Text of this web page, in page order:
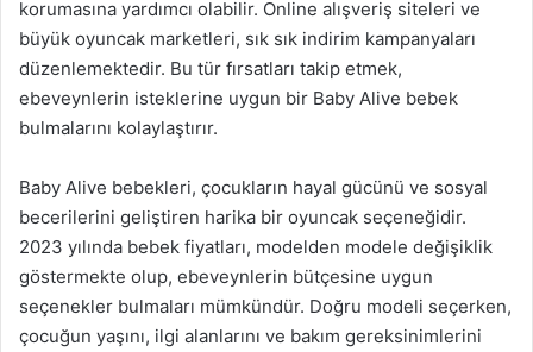
korumasına yardımcı olabilir. Online alışveriş siteleri ve
büyük oyuncak marketleri, sık sık indirim kampanyaları
düzenlemektedir. Bu tür fırsatları takip etmek,
ebeveynlerin isteklerine uygun bir Baby Alive bebek
bulmalarını kolaylaştırır.
Baby Alive bebekleri, çocukların hayal gücünü ve sosyal
becerilerini geliştiren harika bir oyuncak seçeneğidir.
2023 yılında bebek fiyatları, modelden modele değişiklik
göstermekte olup, ebeveynlerin bütçesine uygun
seçenekler bulmaları mümkündür. Doğru modeli seçerken,
çocuğun yaşını, ilgi alanlarını ve bakım gereksinimlerini